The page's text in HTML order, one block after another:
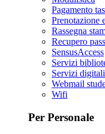
Pagamento
Prenotazione
Rassegna
Recupero
SensusAccess
Servizi
Servizi
Webmail
Wifi
Per Personale